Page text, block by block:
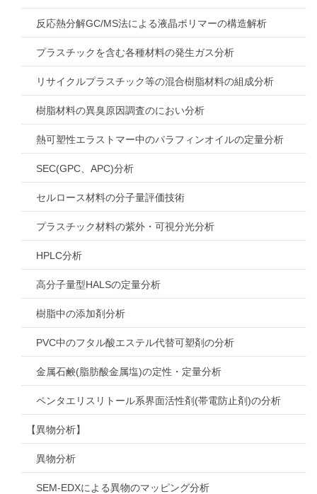
反応熱分解GC/MS法による液晶ポリマーの構造解析
プラスチックを含む各種材料の発生ガス分析
リサイクルプラスチック等の混合樹脂材料の組成分析
樹脂材料の異臭原因調査のにおい分析
熱可塑性エラストマー中のパラフィンオイルの定量分析
SEC(GPC、APC)分析
セルロース材料の分子量評価技術
プラスチック材料の紫外・可視分光分析
HPLC分析
高分子量型HALSの定量分析
樹脂中の添加剤分析
PVC中のフタル酸エステル代替可塑剤の分析
金属石鹸(脂肪酸金属塩)の定性・定量分析
ペンタエリスリトール系界面活性剤(帯電防止剤)の分析
【異物分析】
異物分析
SEM-EDXによる異物のマッピング分析